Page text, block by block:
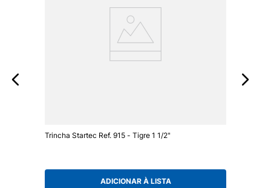
Trincha Startec Ref. 915 - Tigre 1 1/2"
ADICIONAR À LISTA